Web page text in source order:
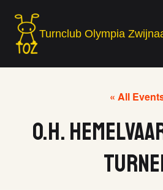
content
Turnclub Olympia
« All
O.H.